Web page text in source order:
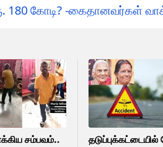
180 கோடி? -கைதானவர்கள்
சம்பவம்..